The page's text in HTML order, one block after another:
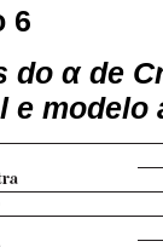
6
do α de
e modelo